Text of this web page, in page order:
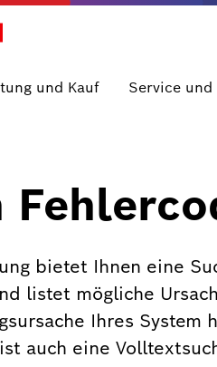
und Kauf Service
bietet Ihnen eine
listet mögliche
Ihres
auch eine